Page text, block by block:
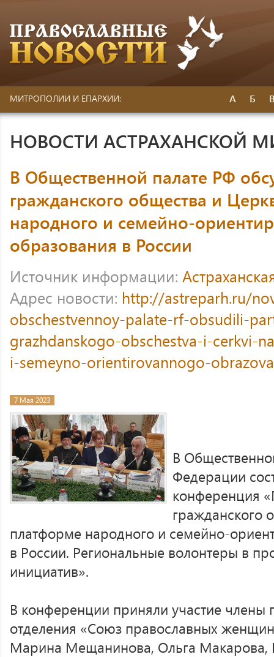
МИТРОПОЛИИ И ЕПАРХИИ: А Б
НОВОСТИ АСТРАХАНСКОЙ
В Общественной палате РФ
гражданского общества и
народного и семейно-
образования в России
Источник информации:
Адрес новости: http://astreparh.ru/
obschestvennoy-palate-rf-obsudili-
grazhdanskogo-obschestva-i-cerkvi-
i-semeyno-orientirovannogo-
7 Мая 2023
В
Федерации
конференция
гражданского
платформе народного и семейно-
в России. Региональные волонтеры в
инициатив».
В конференции приняли участие члены
отделения «Союз православных
Марина Мещанинова, Ольга Макарова,